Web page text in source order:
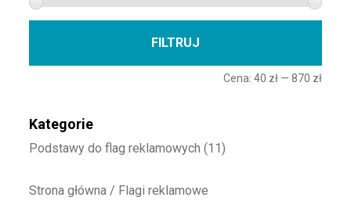
FILTRUJ
Cena: 40 zł— 870 zł
Kategorie
Podstawy do flag reklamowych (11)
Strona główna / Flagi reklamowe